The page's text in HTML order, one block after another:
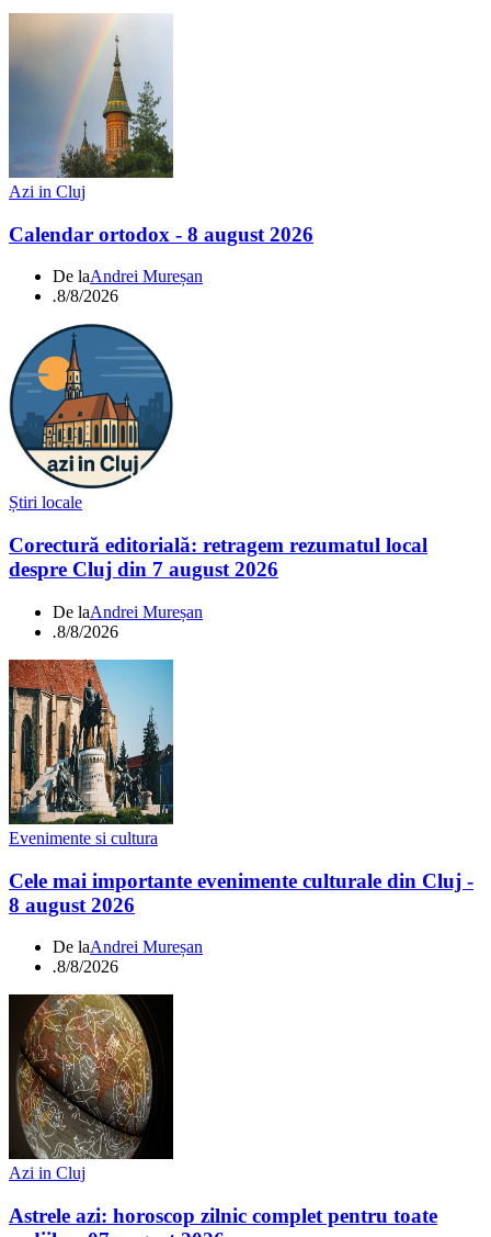
Azi in Cluj
Calendar ortodox - 8 august 2026
De laAndrei Mureșan
.8/8/2026
Știri locale
Corectură editorială: retragem rezumatul local
despre Cluj din 7 august 2026
De laAndrei Mureșan
.8/8/2026
Evenimente si cultura
Cele mai importante evenimente culturale din Cluj -
8 august 2026
De laAndrei Mureșan
.8/8/2026
Azi in Cluj
Astrele azi: horoscop zilnic complet pentru toate